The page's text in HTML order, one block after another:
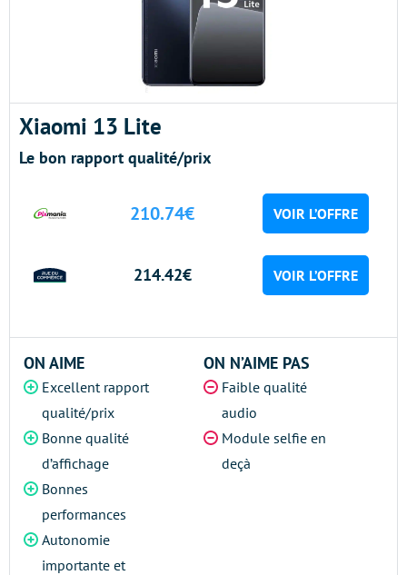
Xiaomi 13 Lite
Le bon rapport qualité/prix
210.74€ VOIR L’OFFRE
214.42€ VOIR L’OFFRE
ON AIME
Excellent rapport
qualité/prix
Bonne qualité
d’affichage
Bonnes
performances
Autonomie
importante et
ON N’AIME PAS
Faible qualité
audio
Module selfie en
deçà